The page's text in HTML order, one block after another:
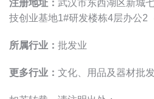
注册地址： 武汉市东西湖区新城
技创业基地1#研发楼栋4层办公2
所属行业： 批发业
更多行业： 文化、用品及器材批